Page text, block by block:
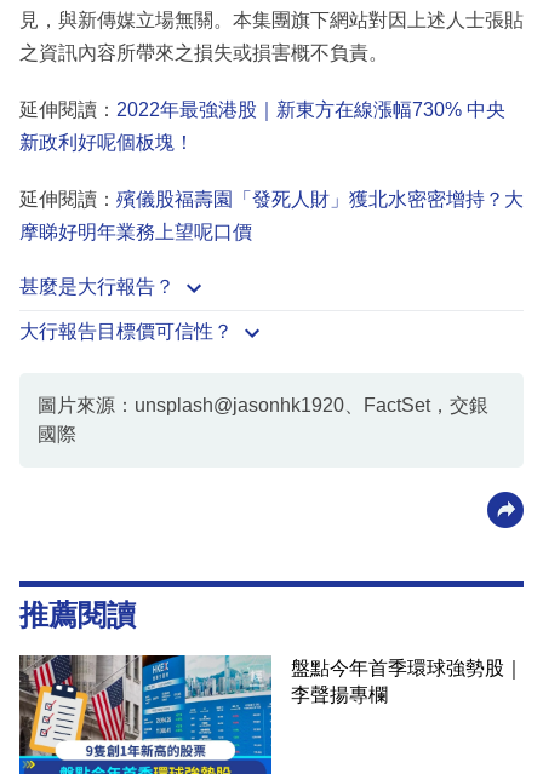
見，與新傳媒立場無關。本集團旗下網站對因上述人士張貼
之資訊內容所帶來之損失或損害概不負責。
延伸閱讀： 2022年最強港股｜新東方在線漲幅730% 中央
新政利好呢個板塊！
延伸閱讀： 殯儀股福壽園「發死人財」獲北水密密增持？大
摩睇好明年業務上望呢口價
甚麼是大行報告？
大行報告目標價可信性？
圖片來源：unsplash@jasonhk1920、FactSet，交銀
國際
推薦閱讀
盤點今年首季環球強勢股｜
李聲揚專欄